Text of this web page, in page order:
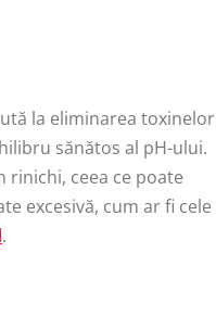
la eliminarea toxinelor
sănătos al pH-ului.
rinichi, ceea ce poate
excesivă, cum ar fi cele
.